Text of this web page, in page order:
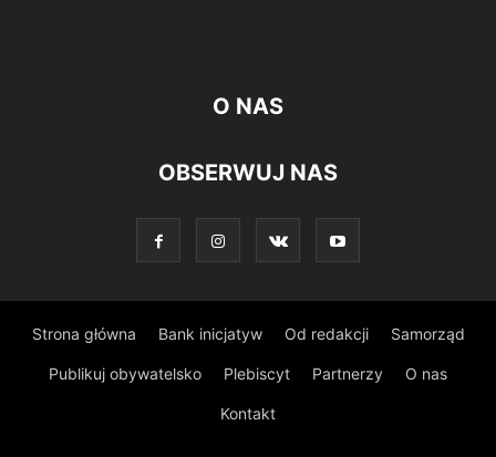
O NAS
OBSERWUJ NAS
Strona główna Bank inicjatyw Od redakcji Samorząd
Publikuj obywatelsko Plebiscyt Partnerzy O nas
Kontakt